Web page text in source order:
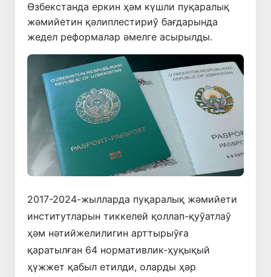
Өзбекстанда еркин ҳәм күшли пуқаралық
жәмийетин қәлиплестириў бағдарында
жедел реформалар әмелге асырылды.
2017-2024-жылларда пуқаралық жәмийети
институтларын тиккелей қоллап-қуўатлаў
ҳәм нәтийжелилигин арттырыўға
қаратылған 64 нормативлик-ҳуқықый
ҳүжжет қабыл етилди, оларды ҳәр